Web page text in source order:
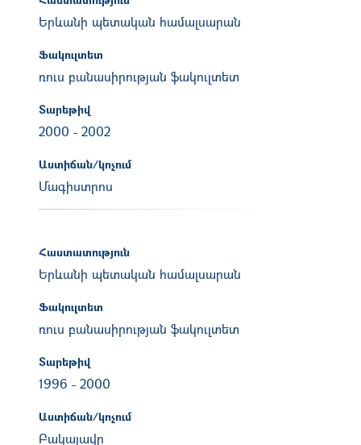
Երևանի պետական համալսարան
Ֆակուլտետ
ռուս բանասիրության ֆակուլտետ
Տարեթիվ
2000 - 2002
Աստիճան/կոչում
Մագիստրոս
Հաստատություն
Երևանի պետական համալսարան
Ֆակուլտետ
ռուս բանասիրության ֆակուլտետ
Տարեթիվ
1996 - 2000
Աստիճան/կոչում
Բակալավր